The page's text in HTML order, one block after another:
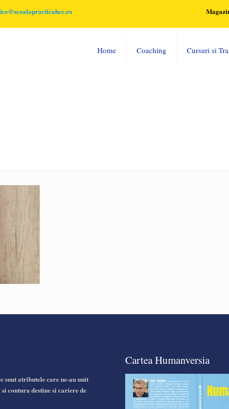
Home Coaching Cursuri si
sunt atributele care ne-au unit
contura destine si cariere de
Cartea Humanversia